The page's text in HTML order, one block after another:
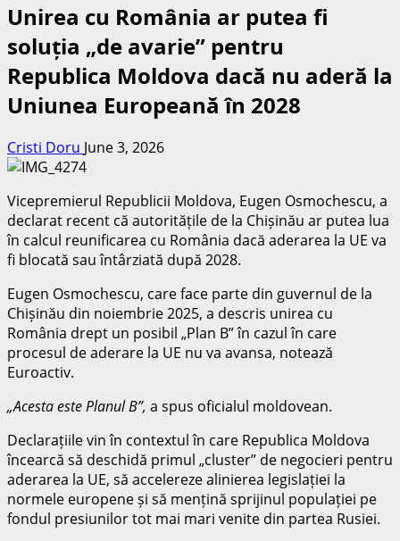
Unirea cu România ar putea fi
soluția „de avarie” pentru
Republica Moldova dacă nu aderă la
Uniunea Europeană în 2028
Cristi Doru June 3, 2026
Vicepremierul Republicii Moldova, Eugen Osmochescu, a
declarat recent că autoritățile de la Chișinău ar putea lua
în calcul reunificarea cu România dacă aderarea la UE va
fi blocată sau întârziată după 2028.
Eugen Osmochescu, care face parte din guvernul de la
Chișinău din noiembrie 2025, a descris unirea cu
România drept un posibil „Plan B” în cazul în care
procesul de aderare la UE nu va avansa, notează
Euroactiv.
„Acesta este Planul B”, a spus oficialul moldovean.
Declarațiile vin în contextul în care Republica Moldova
încearcă să deschidă primul „cluster” de negocieri pentru
aderarea la UE, să accelereze alinierea legislației la
normele europene și să mențină sprijinul populației pe
fondul presiunilor tot mai mari venite din partea Rusiei.